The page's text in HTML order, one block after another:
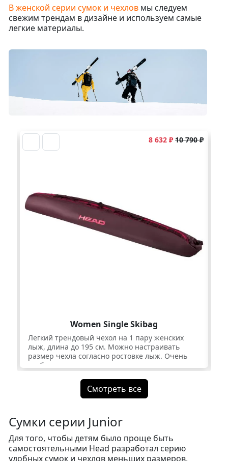
В женской серии сумок и чехлов мы следуем
свежим трендам в дизайне и используем самые
легкие материалы.
8 632 ₽ 10 790 ₽
Women Single Skibag
Легкий трендовый чехол на 1 пару женских
лыж, длина до 195 см. Можно настраивать
размер чехла согласно ростовке лыж. Очень
удобно, что при изменении длины не теряется
можно перестегнуть в предусмотренные петли
ближе или дальше от центра, таким образом
настроить точки для его переноски.
Смотреть все
Сумки серии Junior
Для того, чтобы детям было проще быть
самостоятельными Head разработал серию
удобных сумок и чехлов меньших размеров,